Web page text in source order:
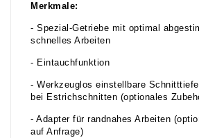
Merkmale:
- Spezial-Getriebe mit optimal
schnelles Arbeiten
- Eintauchfunktion
- Werkzeuglos einstellbare
bei Estrichschnitten (optionales
- Adapter für randnahes Arbeiten
auf Anfrage)